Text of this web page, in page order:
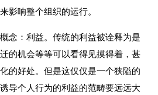
影响整个组织的运行。
念：利益。传统的利益被诠释为是
的机会等等可以看得见摸得着，甚
的好处。但是这仅仅是一个狭隘的
导个人行为的利益的范畴要远远大